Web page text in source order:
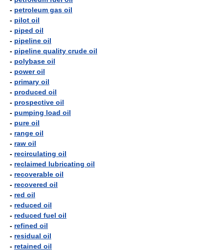
- petroleum gas oil
- pilot oil
- piped oil
- pipeline oil
- pipeline quality crude oil
- polybase oil
- power oil
- primary oil
- produced oil
- prospective oil
- pumping load oil
- pure oil
- range oil
- raw oil
- recirculating oil
- reclaimed lubricating oil
- recoverable oil
- recovered oil
- red oil
- reduced oil
- reduced fuel oil
- refined oil
- residual oil
- retained oil